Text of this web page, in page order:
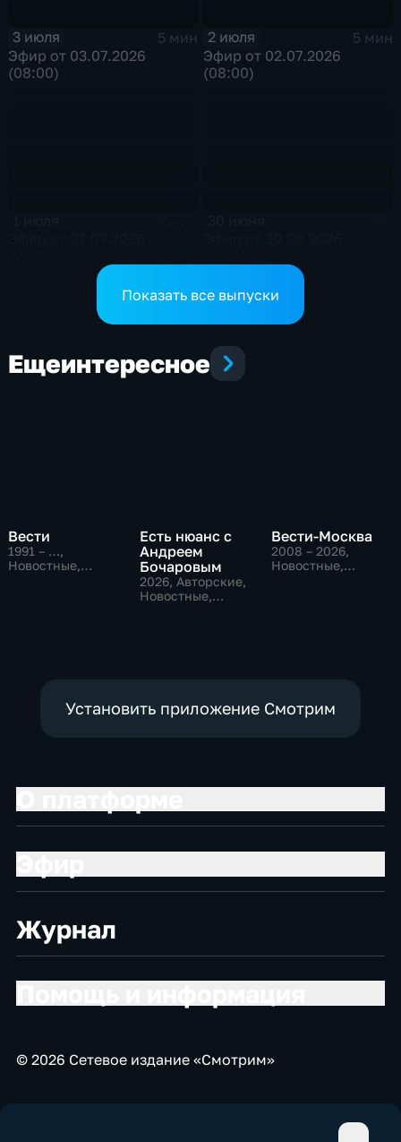
3 июля
5 мин
Эфир от 03.07.2026
(08:00)
2 июля
5 мин
Эфир от 02.07.2026
(08:00)
Показать все выпуски
Ещеинтересное
Вести
1991 – …,
Новостные,
Есть нюанс с
Андреем
Бочаровым
2026, Авторские,
Новостные,
Вести-Москва
2008 – 2026,
Новостные,
Установить приложение Смотрим
Журнал
© 2026 Сетевое издание «Смотрим»